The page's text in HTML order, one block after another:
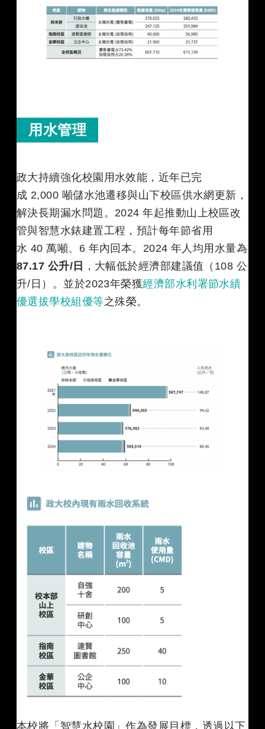
用水管理
政大持續強化校園用水效能，近年已完
成 2,000 噸儲水池遷移與山下校區供水網更新，
解決長期漏水問題。2024 年起推動山上校區改
管與智慧水錶建置工程，預計每年節省用
水 40 萬噸、6 年內回本。2024 年人均用水量為
87.17 公升/日
，大幅低於經濟部建議值（108 公
升/日）。並於2023年榮獲經濟部水利署節水績
優選拔學校組優等之殊榮。
本校將「智慧水校園」作為發展目標，透過以下